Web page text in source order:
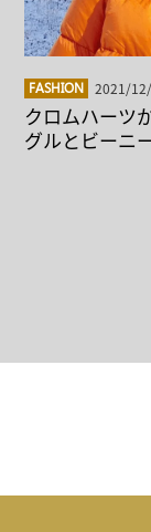
FASHION 2021/
クロムハーツ
グルとビーニ